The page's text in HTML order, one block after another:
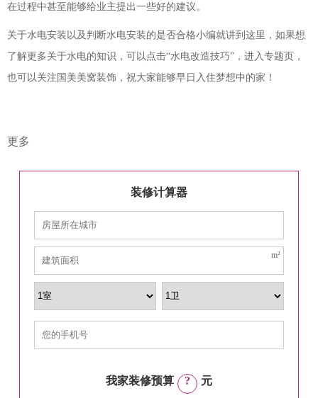
在过程中甚至能够给业主提出一些好的建议。
关于水电安装以及判断水电安装的是否合格小编就讲到这里，如果想
了解更多关于水电的知识，可以点击“水电改造技巧”，进入专题页，
也可以关注国美美窝装饰，祝大家能够早日入住梦想中的家！
更多
装修计算器
m²
我家装修预算 ? 元